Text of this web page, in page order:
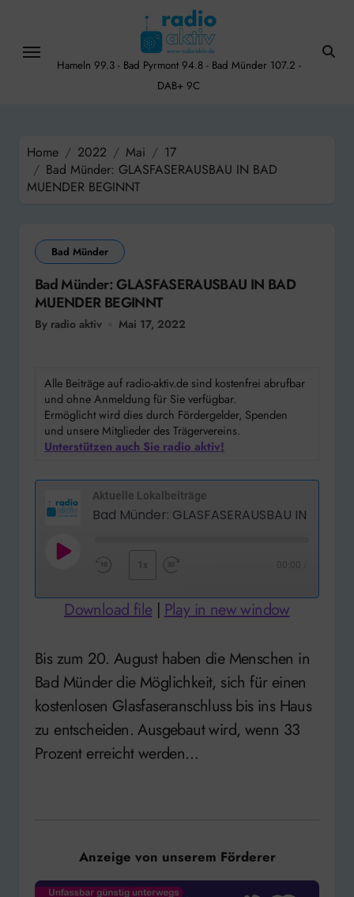
content
Hameln 99.3 - Bad Pyrmont 94.8 - Bad Münder 107.2 -
DAB+ 9C
Home 2022 Mai
17
Bad Münder: GLASFASERAUSBAU IN BAD
MUENDER BEGINNT
Bad Münder
Bad Münder: GLASFASERAUSBAU IN BAD
MUENDER BEGINNT
By radio aktiv Mai 17, 2022
Alle Beiträge auf radio-aktiv.de sind kostenfrei abrufbar
und ohne Anmeldung für Sie verfügbar.
Ermöglicht wird dies durch Fördergelder, Spenden
und unsere Mitglieder des Trägervereins.
Unterstützen auch Sie radio aktiv!
Aktuelle Lokalbeiträge
Play
10
Seconds
1x
Forward
Download file| Play in new window
Bis zum 20. August haben die Menschen in
Bad Münder die Möglichkeit, sich für einen
kostenlosen Glasfaseranschluss bis ins Haus
zu entscheiden. Ausgebaut wird, wenn 33
Prozent erreicht werden…
Anzeige von unserem Förderer